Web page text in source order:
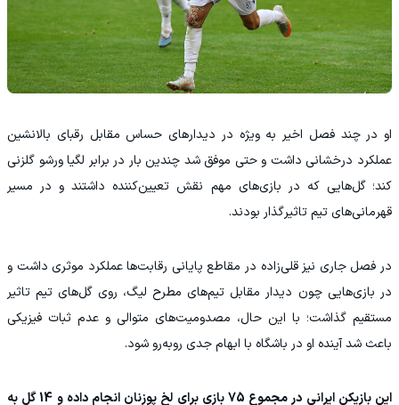
او در چند فصل اخیر به ویژه در دیدارهای حساس مقابل رقبای بالانشین
عملکرد درخشانی داشت و حتی موفق شد چندین بار در برابر لگیا ورشو گلزنی
کند؛ گل‌هایی که در بازی‌های مهم نقش تعیین‌کننده داشتند و در مسیر
قهرمانی‌های تیم تاثیرگذار بودند.
در فصل جاری نیز قلی‌زاده در مقاطع پایانی رقابت‌ها عملکرد موثری داشت و
در بازی‌هایی چون دیدار مقابل تیم‌های مطرح لیگ، روی گل‌های تیم تاثیر
مستقیم گذاشت؛ با این حال، مصدومیت‌های متوالی و عدم ثبات فیزیکی
باعث شد آینده او در باشگاه با ابهام جدی روبه‌رو شود.
این بازیکن ایرانی در مجموع 75 بازی برای لخ پوزنان انجام داده و 14 گل به